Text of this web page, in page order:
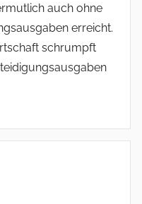
auch ohne
erreicht.
schrumpft